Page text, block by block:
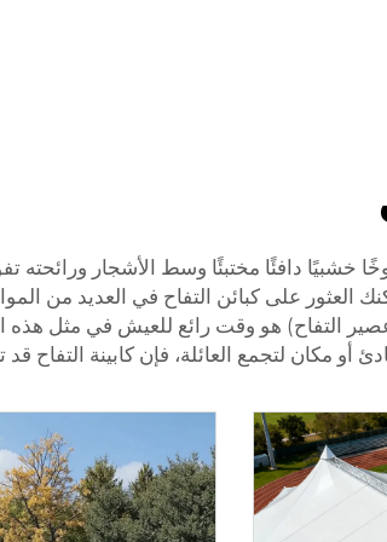
خشبيًا دافئًا مختبئًا وسط الأشجار ورائحته
العثور على كبائن التفاح في العديد
التفاح) هو وقت رائع للعيش في مثل هذه
مكان لتجمع العائلة، فإن كابينة التفاح قد